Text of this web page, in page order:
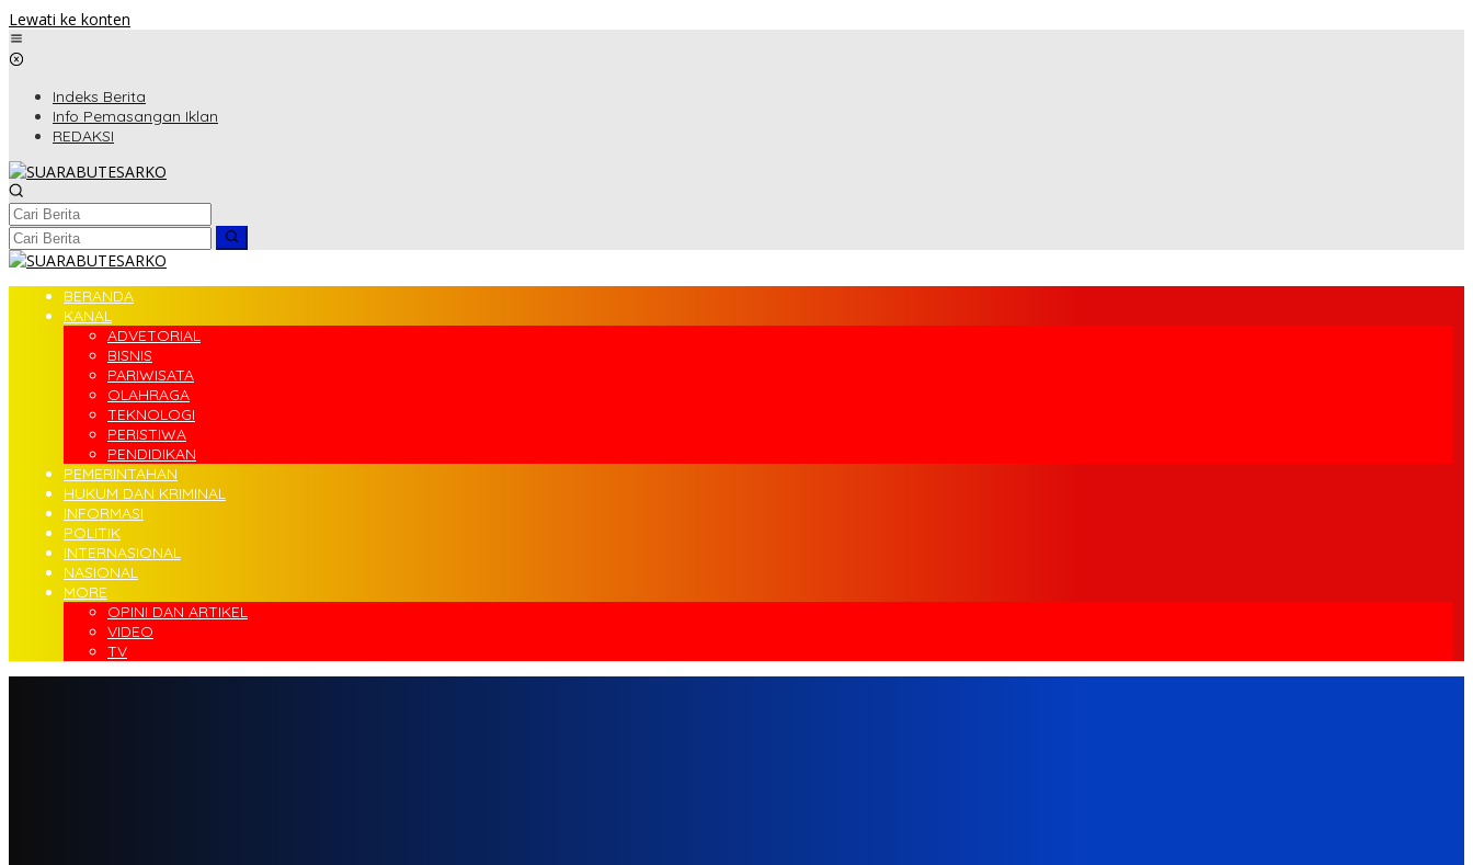
Lewati ke konten
Indeks Berita
Info Pemasangan Iklan
REDAKSI
BERANDA
KANAL
ADVETORIAL
BISNIS
PARIWISATA
OLAHRAGA
TEKNOLOGI
PERISTIWA
PENDIDIKAN
PEMERINTAHAN
HUKUM DAN KRIMINAL
INFORMASI
POLITIK
INTERNASIONAL
NASIONAL
MORE
OPINI DAN ARTIKEL
VIDEO
TV